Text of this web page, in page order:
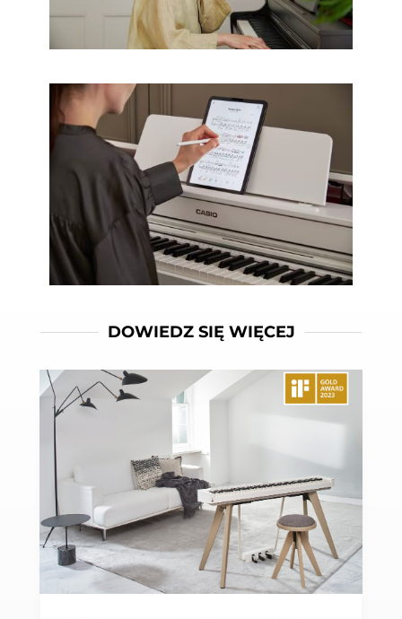
DOWIEDZ SIĘ WIĘCEJ